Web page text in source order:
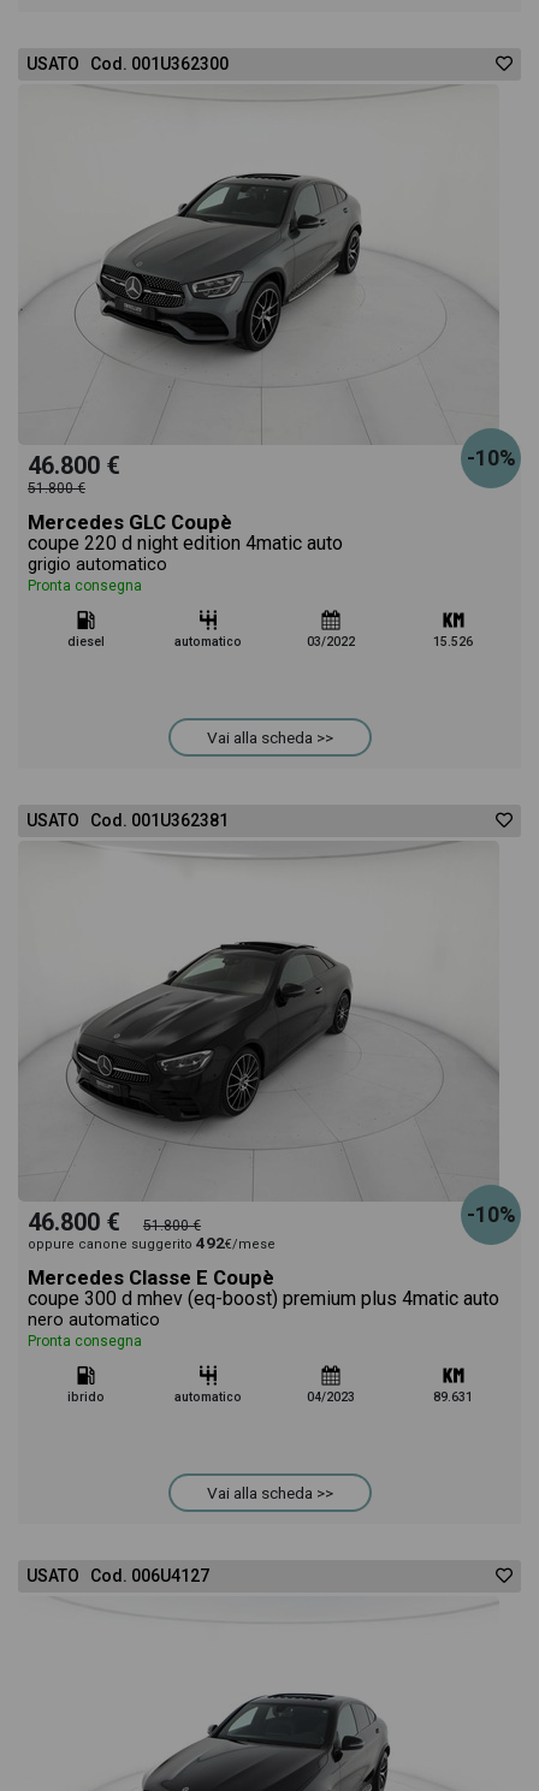
USATO Cod. 001U362300
-10%
46.800 €
51.800 €
Mercedes GLC Coupè
coupe 220 d night edition 4matic auto
grigio automatico
Pronta consegna
diesel automatico 03/2022 15.526
Vai alla scheda >>
USATO Cod. 001U362381
-10%
46.800 € 51.800 €
oppure canone suggerito 492€/mese
Mercedes Classe E Coupè
coupe 300 d mhev (eq-boost) premium plus 4matic auto
nero automatico
Pronta consegna
ibrido automatico 04/2023 89.631
Vai alla scheda >>
USATO Cod. 006U4127